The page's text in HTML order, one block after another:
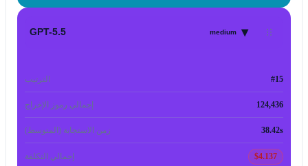
GPT-5.5 medium ▾
الترتيب #15
إجمالي رموز الإخراج 124,436
زمن الاستجابة (المتوسط) 38.42s
إجمالي التكلفة $4.137